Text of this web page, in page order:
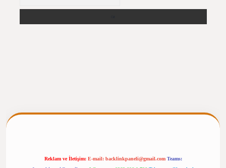
Reklam ve İletişim: E-mail: backlinkpaneli@gmail.com Teams: